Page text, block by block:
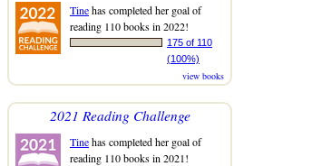
Tinehas completed her goal of
reading 110 books in 2022!
175 of 110
(100%)
view books
2021 Reading Challenge
Tinehas completed her goal of
reading 110 books in 2021!